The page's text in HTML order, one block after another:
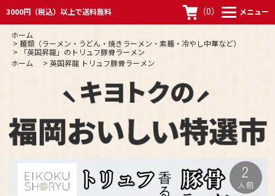
3000円（税込）以上で送料無料 （0） メニュー
ホーム
>麺類（ラーメン・うどん・焼きラーメン・素麺・冷やし中華など）
>
「英国昇龍」のトリュフ豚骨ラーメン
ホーム
>英国昇龍 トリュフ豚骨ラーメン